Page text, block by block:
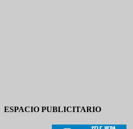
ESPACIO PUBLICITARIO